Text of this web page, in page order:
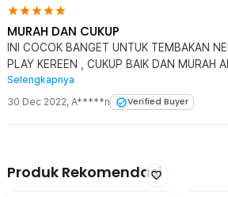
MURAH DAN CUKUP
INI COCOK BANGET UNTUK TEMBAKAN
PLAY KEREEN , CUKUP BAIK DAN MURAH
,Selengkapnya
30 Dec 2022, A*****n Verified Buyer
Produk Rekomendasi